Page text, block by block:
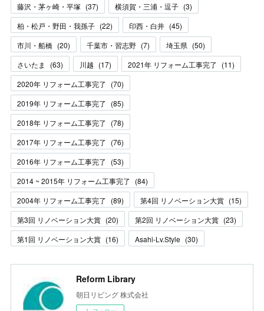
藤沢・茅ヶ崎・平塚 (37) 横須賀・三浦・逗子 (3)
柏・松戸・野田・我孫子 (22) 印西・白井 (45)
市川・船橋 (20) 千葉市・習志野 (7) 埼玉県 (50)
さいたま
(63) 川越 (17) 2021年 リフォーム工事完了 (11)
2020年 リフォーム工事完了
(70)
2019年 リフォーム工事完了
(85)
2018年 リフォーム工事完了
(78)
2017年 リフォーム工事完了
(76)
2016年 リフォーム工事完了
(53)
2014 ~ 2015年 リフォーム工事完了
(84)
2004年 リフォーム工事完了
(89) 第4回 リノベーション大賞 (15)
第3回 リノベーション大賞 (20) 第2回 リノベーション大賞 (23)
第1回 リノベーション大賞 (16) Asahi-Lv.Style (30)
Reform Library
朝日リビング 株式会社